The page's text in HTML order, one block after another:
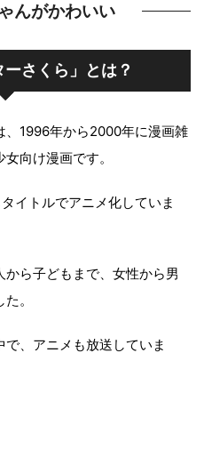
んがかわいい
ーさくら」とは？
、1996年から2000年に漫画雑
向け漫画です。
イトルでアニメ化していま
ら子どもまで、女性から男
。
、アニメも放送していま